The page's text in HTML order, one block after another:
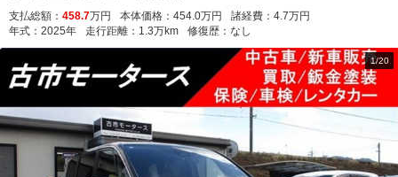
支払総額： 458.7万円 本体価格： 454.0万円 諸経費： 4.7万円
年式： 2025年 走行距離： 1.3万km 修復歴： なし
1/20